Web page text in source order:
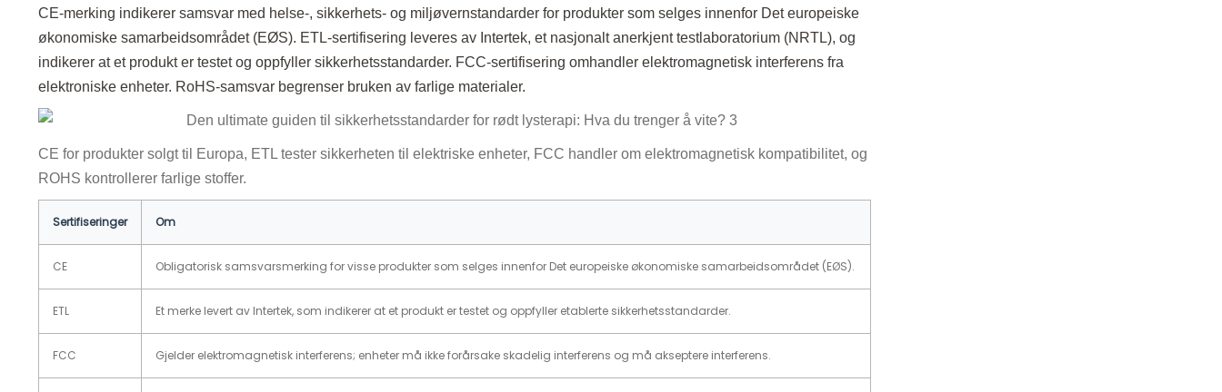
CE-merking indikerer samsvar med helse-, sikkerhets- og miljøvernstandarder for produkter som selges innenfor Det europeiske
økonomiske samarbeidsområdet (EØS). ETL-sertifisering leveres av Intertek, et nasjonalt anerkjent testlaboratorium (NRTL), og
indikerer at et produkt er testet og oppfyller sikkerhetsstandarder. FCC-sertifisering omhandler elektromagnetisk interferens fra
elektroniske enheter. RoHS-samsvar begrenser bruken av farlige materialer.
CE for produkter solgt til Europa, ETL tester sikkerheten til elektriske enheter, FCC handler om elektromagnetisk kompatibilitet, og
ROHS kontrollerer farlige stoffer.
Sertifiseringer Om
CE Obligatorisk samsvarsmerking for visse produkter som selges innenfor Det europeiske økonomiske samarbeidsområdet (EØS).
ETL Et merke levert av Intertek, som indikerer at et produkt er testet og oppfyller etablerte sikkerhetsstandarder.
FCC Gjelder elektromagnetisk interferens; enheter må ikke forårsake skadelig interferens og må akseptere interferens.